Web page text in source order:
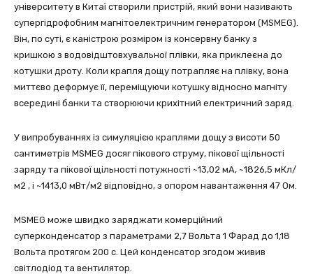
університету в Китаї створили пристрій, який вони називають
супергідрофобним магнітоелектричним генератором (MSMEG).
Він, по суті, є каністрою розміром із консервну банку з
кришкою з водовідштовхувальної плівки, яка приклеєна до
котушки дроту. Коли крапля дощу потрапляє на плівку, вона
миттєво деформує її, переміщуючи котушку відносно магніту
всередині банки та створюючи крихітний електричний заряд.
У випробуваннях із симуляцією краплями дощу з висоти 50
сантиметрів MSMEG досяг пікового струму, пікової щільності
заряду та пікової щільності потужності ~13,02 мА, ~1826,5 мКл/
м2 , і ~1413,0 мВт/м2 відповідно, з опором навантаження 47 Ом.
MSMEG може швидко заряджати комерційний
суперконденсатор з параметрами 2,7 Вольта 1 Фарад до 1,18
Вольта протягом 200 с. Цей конденсатор згодом живив
світлодіод та вентилятор.